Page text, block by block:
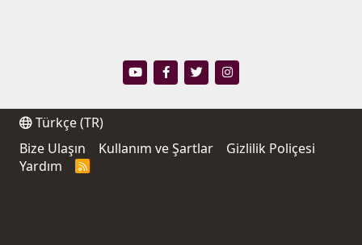
Türkçe (TR)
Bize Ulaşın
Kullanım ve Şartlar
Gizlilik Poliçesi
Yardım
R